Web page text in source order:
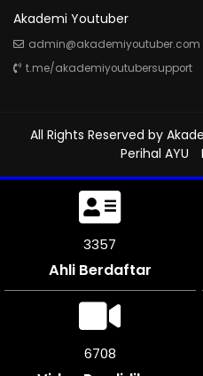
Akademi Youtuber
admin@akademiyoutuber.com
t.me/akademiyoutubersupport
All Rights Reserved by
Perihal AYU
3714
Ahli Berdaftar
7422